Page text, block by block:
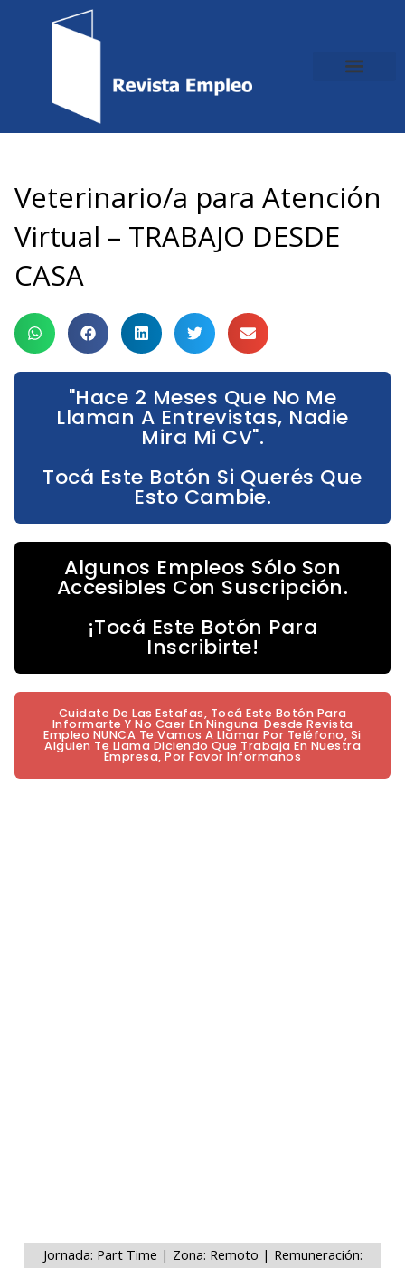
Veterinario/a para Atención
Virtual – TRABAJO DESDE
CASA
"Hace 2 Meses Que No Me
Llaman A Entrevistas, Nadie
Mira Mi CV".
Tocá Este Botón Si Querés Que
Esto Cambie.
Algunos Empleos Sólo Son
Accesibles Con Suscripción.
¡Tocá Este Botón Para
Inscribirte!
Cuidate De Las Estafas, Tocá Este Botón Para
Informarte Y No Caer En Ninguna. Desde Revista
Empleo NUNCA Te Vamos A Llamar Por Teléfono, Si
Alguien Te Llama Diciendo Que Trabaja En Nuestra
Empresa, Por Favor Informanos
Jornada: Part Time | Zona: Remoto | Remuneración: